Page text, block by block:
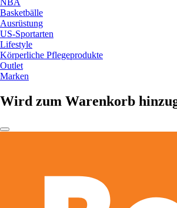
NBA
Basketbälle
Ausrüstung
US-Sportarten
Lifestyle
Körperliche Pflegeprodukte
Outlet
Marken
Wird zum Warenkorb